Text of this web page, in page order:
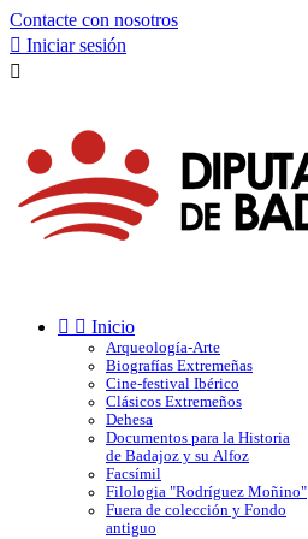
Contacte con nosotros
 Iniciar sesión

  Inicio
Arqueología-Arte
Biografías Extremeñas
Cine-festival Ibérico
Clásicos Extremeños
Dehesa
Documentos para la Historia
de Badajoz y su Alfoz
Facsímil
Filologia "Rodríguez Moñino"
Fuera de colección y Fondo
antiguo